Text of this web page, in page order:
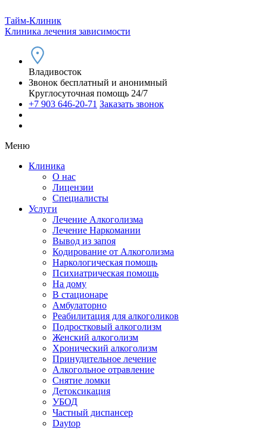
Тайм-Клиник
Клиника лечения зависимости
Владивосток
Звонок бесплатный и анонимный
Круглосуточная помощь 24/7
+7 903 646-20-71 Заказать звонок
Меню
Клиника
О нас
Лицензии
Специалисты
Услуги
Лечение Алкоголизма
Лечение Наркомании
Вывод из запоя
Кодирование от Алкоголизма
Наркологическая помощь
Психиатрическая помощь
На дому
В стационаре
Амбулаторно
Реабилитация для алкоголиков
Подростковый алкоголизм
Женский алкоголизм
Хронический алкоголизм
Принудительное лечение
Алкогольное отравление
Снятие ломки
Детоксикация
УБОД
Частный диспансер
Daytop